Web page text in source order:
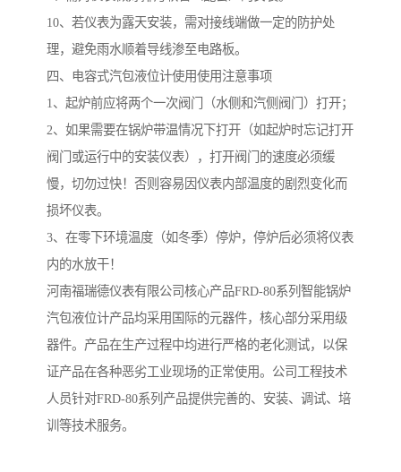
10、若仪表为露天安装，需对接线端做一定的防护处
理，避免雨水顺着导线渗至电路板。
四、电容式汽包液位计使用使用注意事项
1、起炉前应将两个一次阀门（水侧和汽侧阀门）打开；
2、如果需要在锅炉带温情况下打开（如起炉时忘记打开
阀门或运行中的安装仪表），打开阀门的速度必须缓
慢，切勿过快！否则容易因仪表内部温度的剧烈变化而
损坏仪表。
3、在零下环境温度（如冬季）停炉，停炉后必须将仪表
内的水放干！
河南福瑞德仪表有限公司核心产品FRD-80系列智能锅炉
汽包液位计产品均采用国际的元器件，核心部分采用级
器件。产品在生产过程中均进行严格的老化测试，以保
证产品在各种恶劣工业现场的正常使用。公司工程技术
人员针对FRD-80系列产品提供完善的、安装、调试、培
训等技术服务。